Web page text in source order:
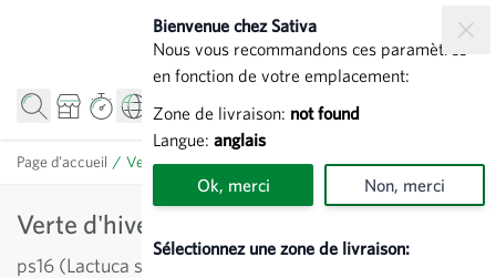
Bienvenue chez Sativa
Nous vous recommandons ces paramètres
en fonction de votre emplacement:
Zone de livraison: not found
Langue: anglais
Ok, merci Non, merci
Sélectionnez une zone de livraison:
Page d’accueil / Verte d'hiver - Laitue beurre
Verte d'hiver - Laitue beurre
ps16 (Lactuca sativa)